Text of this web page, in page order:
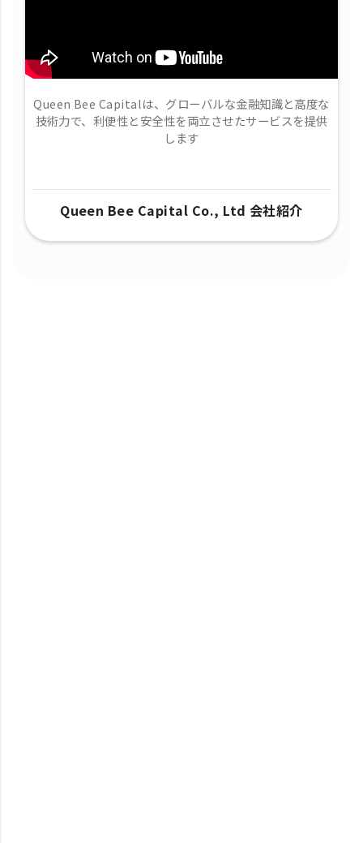
Queen Bee Capitalは、グローバルな金融知識と高度な
技術力で、​利便性と安全性を両立させたサービスを提供
します
Queen Bee Capital Co., Ltd 会社紹介